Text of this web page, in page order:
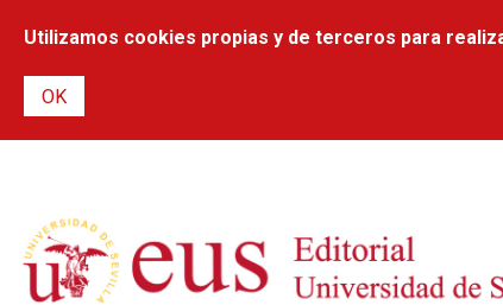
Utilizamos cookies propias y de terceros para